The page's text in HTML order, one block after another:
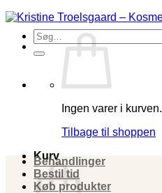
Fortsæt
til
indholdSøg
efter:
Ingen varer i kurven.
Tilbage til shoppen
Kurv
Behandlinger
Bestil tid
Køb produkter